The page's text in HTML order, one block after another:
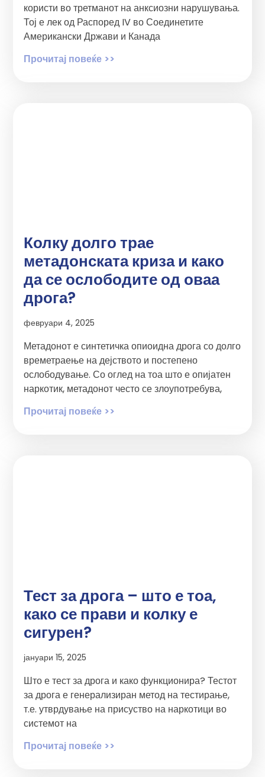
користи во третманот на анксиозни нарушувања.
Тој е лек од Распоред IV во Соединетите
Американски Држави и Канада
Прочитај повеќе >>
Колку долго трае
метадонската криза и како
да се ослободите од оваа
дрога?
февруари 4, 2025
Метадонот е синтетичка опиоидна дрога со долго
времетраење на дејството и постепено
ослободување. Со оглед на тоа што е опијатен
наркотик, метадонот често се злоупотребува,
Прочитај повеќе >>
Тест за дрога – што е тоа,
како се прави и колку е
сигурен?
јануари 15, 2025
Што е тест за дрога и како функционира? Тестот
за дрога е генерализиран метод на тестирање,
т.е. утврдување на присуство на наркотици во
системот на
Прочитај повеќе >>